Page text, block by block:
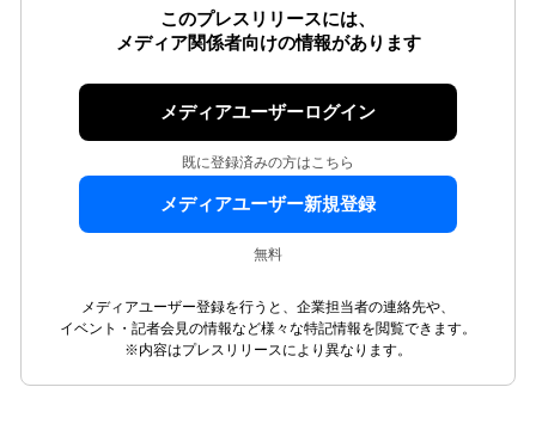
このプレスリリースには、
メディア関係者向けの情報があります
メディアユーザーログイン
既に登録済みの方はこちら
メディアユーザー新規登録
無料
メディアユーザー登録を行うと、企業担当者の連絡先や、
イベント・記者会見の情報など様々な特記情報を閲覧できます。
※内容はプレスリリースにより異なります。